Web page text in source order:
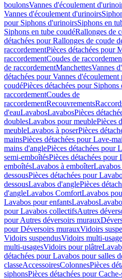
boulonsVannes d'écoulement
Vannes d'écoulement d'urinoirs
pour Siphons d'urinoirsSiphons en
Siphons en tube coudéRallonges de
détachées pour Rallonges de coude
raccordementPièces détachées pour
raccordementCoudes de
de raccordementManchettesVannes
détachées pour Vannes d'écoulement
coudéPièces détachées pour Siphons
raccordementCoudes de
raccordementRecouvrements
d'eauLavabosLavabosPièces
doublesLavabos pour meublePièces
meubleLavabos à poserPièces
mainsPièces détachées pour Lave-
mains d'anglePièces détachées pour
semi-emboîtésPièces détachées pour
emboîtésLavabos à emboîterLavabos
dessousPièces détachées pour
dessousLavabos d'anglePièces
d'angleLavabos ComfortLavabos
Lavabos pour enfantsLavabos
pour Lavabos collectifsAutres
pour Autres déversoirs muraux
pour Déversoirs murauxVidoirs
Vidoirs suspendusVidoirs multi-
multi-usagesVidoirs pour plâtre
détachées pour Lavabos pour salles
classeAccessoiresColonnesPièces
siphonsPièces détachées pour